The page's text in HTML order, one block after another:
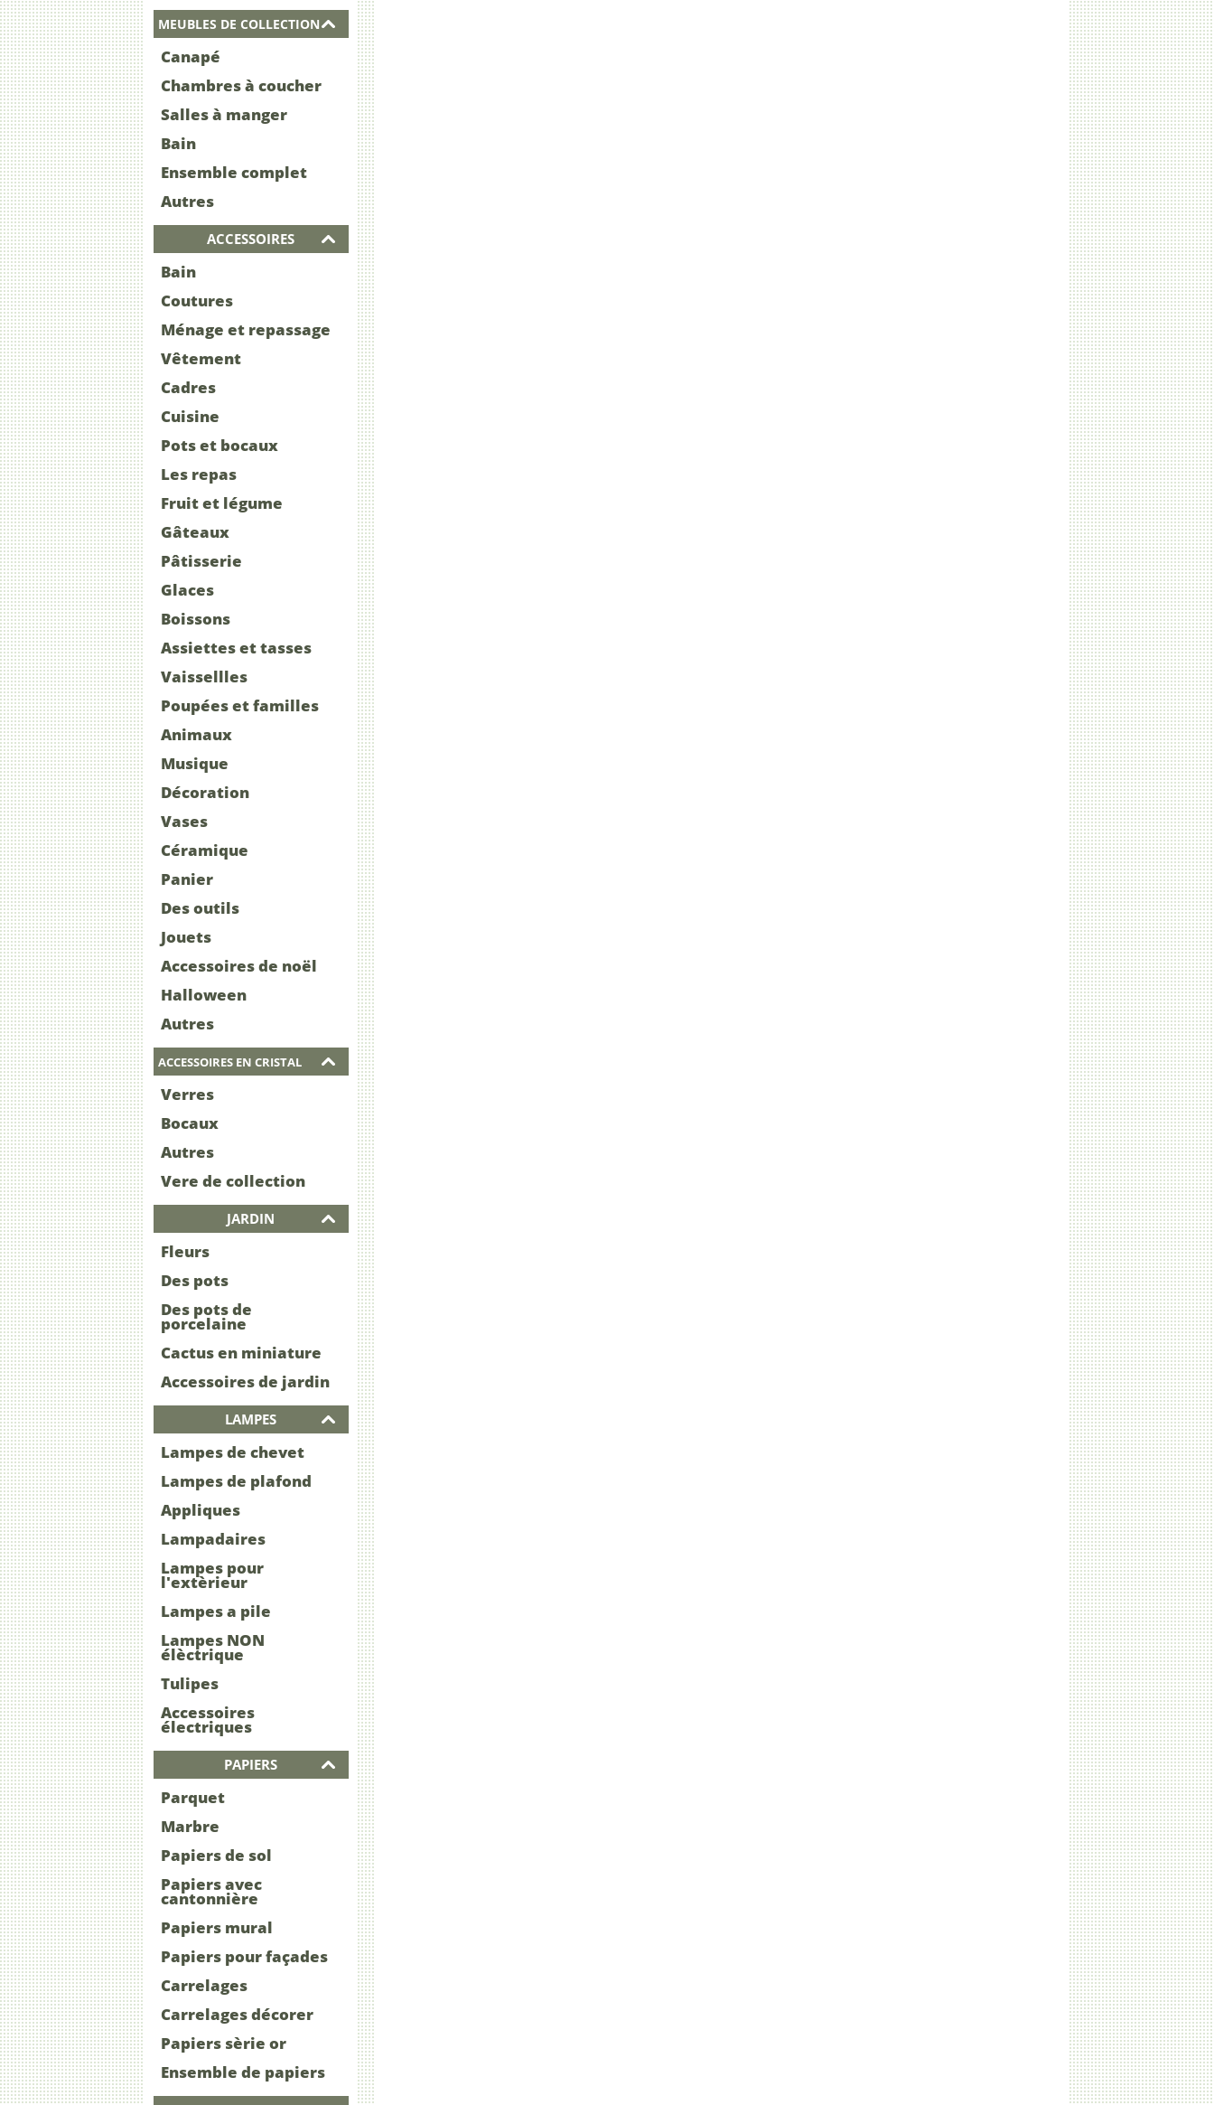
MEUBLES DE COLLECTION
Canapé
Chambres à coucher
Salles à manger
Bain
Ensemble complet
Autres
ACCESSOIRES
Bain
Coutures
Ménage et repassage
Vêtement
Cadres
Cuisine
Pots et bocaux
Les repas
Fruit et légume
Gâteaux
Pâtisserie
Glaces
Boissons
Assiettes et tasses
Vaissellles
Poupées et familles
Animaux
Musique
Décoration
Vases
Céramique
Panier
Des outils
Jouets
Accessoires de noël
Halloween
Autres
ACCESSOIRES EN CRISTAL
Verres
Bocaux
Autres
Vere de collection
JARDIN
Fleurs
Des pots
Des pots de
porcelaine
Cactus en miniature
Accessoires de jardin
LAMPES
Lampes de chevet
Lampes de plafond
Appliques
Lampadaires
Lampes pour
l'extèrieur
Lampes a pile
Lampes NON
élèctrique
Tulipes
Accessoires
électriques
PAPIERS
Parquet
Marbre
Papiers de sol
Papiers avec
cantonnière
Papiers mural
Papiers pour façades
Carrelages
Carrelages décorer
Papiers sèrie or
Ensemble de papiers